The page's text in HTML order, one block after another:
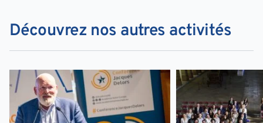
Découvrez nos autres activités